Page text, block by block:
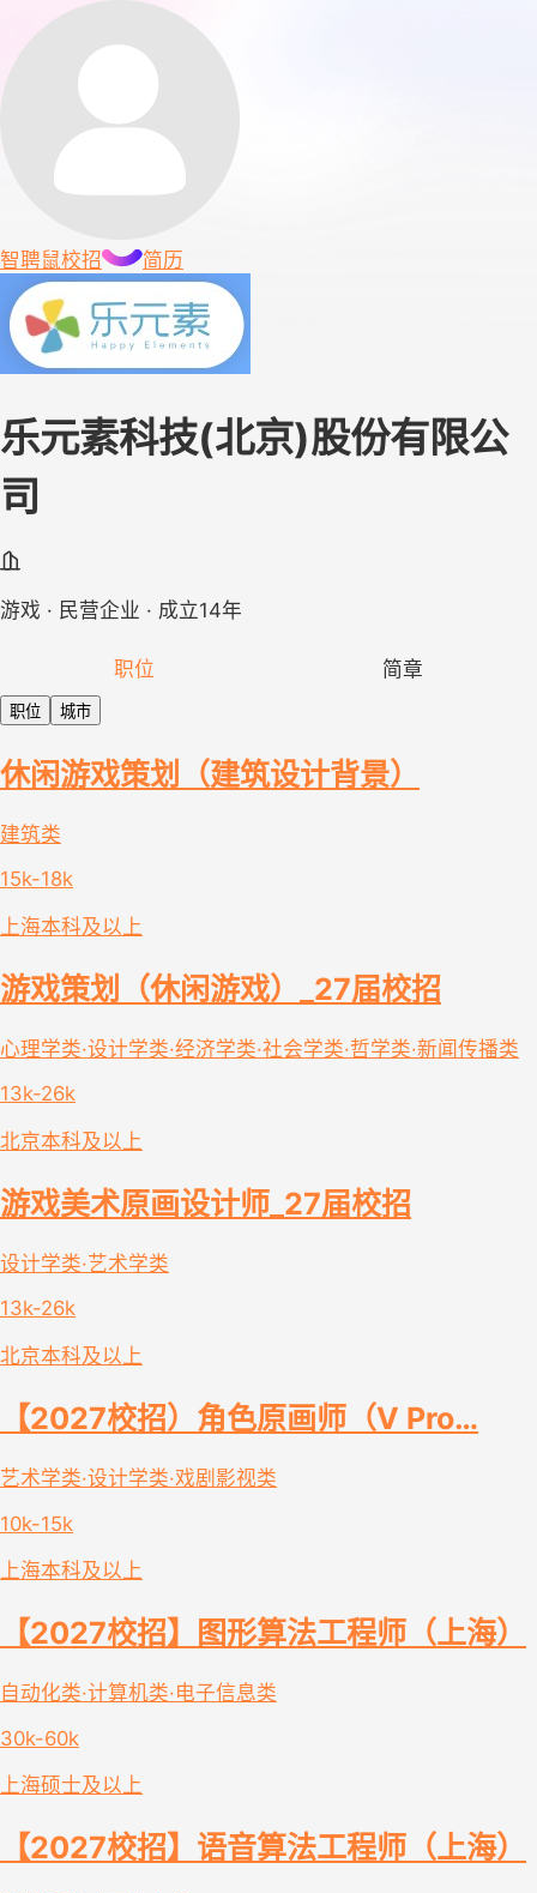
智聘鼠校招 简历
乐元素科技(北京)股份有限公
司
游戏 · 民营企业 · 成立14年
职位 简章
职位 城市
休闲游戏策划（建筑设计背景）
建筑类
15k-18k
上海本科及以上
游戏策划（休闲游戏）_27届校招
心理学类·设计学类·经济学类·社会学类·哲学类·新闻传播类
13k-26k
北京本科及以上
游戏美术原画设计师_27届校招
设计学类·艺术学类
13k-26k
北京本科及以上
【2027校招）角色原画师（V Pro…
艺术学类·设计学类·戏剧影视类
10k-15k
上海本科及以上
【2027校招】图形算法工程师（上海）
自动化类·计算机类·电子信息类
30k-60k
上海硕士及以上
【2027校招】语音算法工程师（上海）